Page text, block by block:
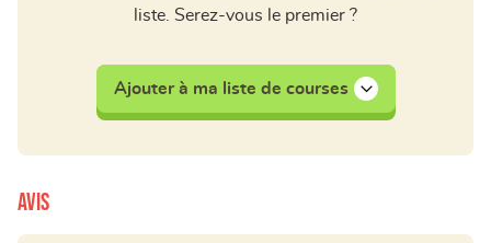
liste. Serez-vous le premier ?
Ajouter à ma liste de courses
Avis